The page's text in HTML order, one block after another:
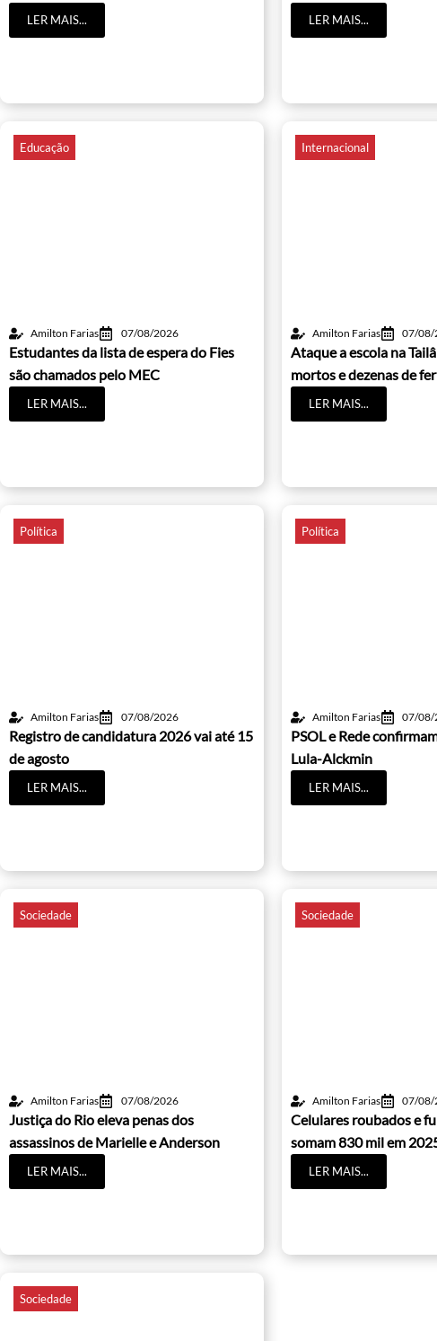
LER MAIS... LER MAIS...
Educação
Amilton Farias 07/08/2026
Estudantes da lista de espera do Fies
são chamados pelo MEC
LER MAIS...
Internacional
Amilton Farias 07/08/
Ataque a escola na
mortos e dezenas de
LER MAIS...
Política
Amilton Farias 07/08/2026
Registro de candidatura 2026 vai até 15
de agosto
LER MAIS...
Política
Amilton Farias 07/08/
PSOL e Rede
Lula-Alckmin
LER MAIS...
Sociedade
Amilton Farias 07/08/2026
Justiça do Rio eleva penas dos
assassinos de Marielle e Anderson
LER MAIS...
Sociedade
Amilton Farias 07/08/
Celulares roubados e
somam 830 mil em
LER MAIS...
Sociedade